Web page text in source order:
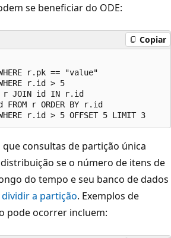
se beneficiar do ODE:
Copiar
r.pk == "value"
r.id > 5
r JOIN id IN r.id
r ORDER BY r.id
que consultas de partição única
se o número de itens de
do tempo e seu banco de dados
dividir a partição. Exemplos de
pode ocorrer incluem: